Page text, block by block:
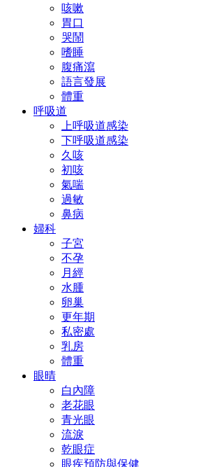
咳嗽
胃口
哭鬧
嗜睡
腹痛瀉
語言發展
體重
呼吸道
上呼吸道感染
下呼吸道感染
久咳
初咳
氣喘
過敏
鼻病
婦科
子宮
不孕
月經
水腫
卵巢
更年期
私密處
乳房
體重
眼晴
白內障
老花眼
青光眼
流淚
乾眼症
眼疾預防與保健